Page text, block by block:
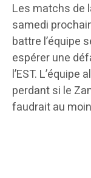
Les matchs de
samedi
battre l’équipe
espérer une
l’EST.
perdant si le
faudrait au